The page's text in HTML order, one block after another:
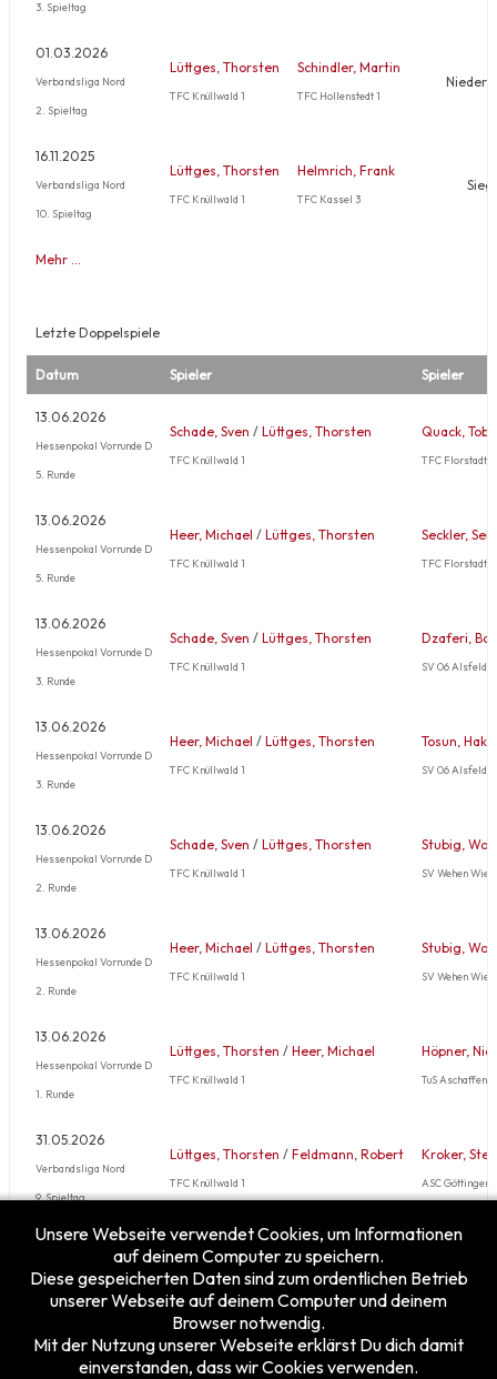
3. Spieltag
01.03.2026
Verbandsliga Nord
2. Spieltag
Lüttges, Thorsten
TFC Knüllwald 1
Schindler, Martin
TFC Hollenstedt 1
16.11.2025
Verbandsliga Nord
10. Spieltag
Lüttges, Thorsten
TFC Knüllwald 1
Helmrich, Frank
TFC Kassel 3
Sieg
Mehr …
Letzte Doppelspiele
Datum Spieler Spieler
13.06.2026
Hessenpokal Vorrunde D
5. Runde
Schade, Sven / Lüttges, Thorsten
TFC Knüllwald 1
Quack,
TFC Florstadt 1
13.06.2026
Hessenpokal Vorrunde D
5. Runde
Heer, Michael / Lüttges, Thorsten
TFC Knüllwald 1
Seckler,
TFC Florstadt 1
13.06.2026
Hessenpokal Vorrunde D
3. Runde
Schade, Sven / Lüttges, Thorsten
TFC Knüllwald 1
Dzaferi,
SV 06 Alsfeld 1
13.06.2026
Hessenpokal Vorrunde D
3. Runde
Heer, Michael / Lüttges, Thorsten
TFC Knüllwald 1
Tosun,
SV 06 Alsfeld 1
13.06.2026
Hessenpokal Vorrunde D
2. Runde
Schade, Sven / Lüttges, Thorsten
TFC Knüllwald 1
Stubig,
SV Wehen
13.06.2026
Hessenpokal Vorrunde D
2. Runde
Heer, Michael / Lüttges, Thorsten
TFC Knüllwald 1
Stubig,
SV Wehen
13.06.2026
Hessenpokal Vorrunde D
1. Runde
Lüttges, Thorsten / Heer, Michael
TFC Knüllwald 1
Höpner,
TuS
31.05.2026
Verbandsliga Nord
9. Spieltag
Lüttges, Thorsten / Feldmann, Robert
TFC Knüllwald 1
Kroker,
ASC Göttingen
Mehr …
Besucherzähler
Unsere Webseite verwendet Cookies, um Informationen
auf deinem Computer zu speichern.
Diese gespeicherten Daten sind zum ordentlichen Betrieb
unserer Webseite auf deinem Computer und deinem
Browser notwendig.
Mit der Nutzung unserer Webseite erklärst Du dich damit
einverstanden, dass wir Cookies verwenden.